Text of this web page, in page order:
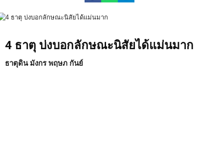
4 ธาตุ บ่งบอกลักษณะนิสัยได้แม่นมาก
ธาตุดิน มังกร พฤษภ กันย์